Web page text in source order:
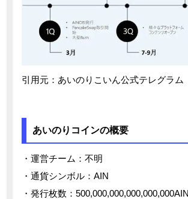
引用元：あいのりこいん公式テレグラム
あいのりコインの概要
・運営チーム：不明
・通貨シンボル：AIN
・発行枚数：500,000,000,000,000,000AIN